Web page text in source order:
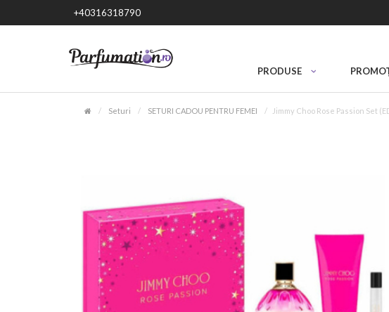
+40316318790
PRODUSE
Seturi SETURI CADOU PENTRU FEMEI Jimmy Choo Rose Passion Set